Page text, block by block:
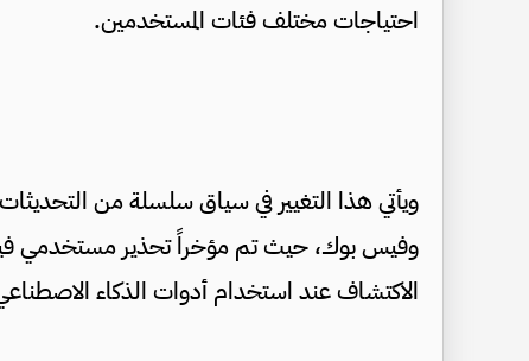
احتياجات مختلف فئات المستخدمين.
ويأتي هذا التغيير في سياق سلسلة من
وفيس بوك، حيث تم مؤخراً تحذير مستخدمي
الاكتشاف عند استخدام أدوات الذكاء